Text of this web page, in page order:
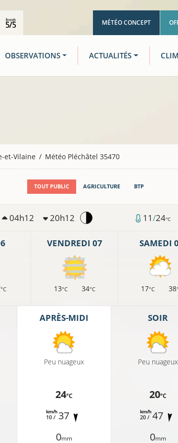
MÉTÉO CONCEPT
OBSERVATIONS ACTUALITÉS
et-Vilaine Météo Pléchâtel 35470
TOUT PUBLIC AGRICULTURE BTP
04h12 20h12 11/24°C
°C
VENDREDI 07
13°C 34°C
SAMEDI
17°C 38
APRÈS-MIDI
Peu nuageux
24°C
10 /
km/h 37
0mm
SOIR
Peu nuageux
20°C
20 /
km/h47
0mm